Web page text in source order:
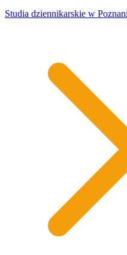
Studia dziennikarskie w